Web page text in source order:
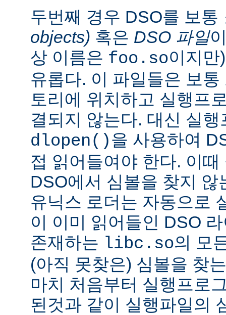
두번째 경우 DSO를 보통
objects) 혹은 DSO 파일
상 이름은 foo.so이지만
유롭다. 이 파일들은 보
토리에 위치하고 실행프
결되지 않는다. 대신 실
dlopen()을 사용하여
접 읽어들여야 한다. 이
DSO에서 심볼을 찾지 않
유닉스 로더는 자동으로
이 이미 읽어들인 DSO
존재하는 libc.so의 모
(아직 못찾은) 심볼을 찾
마치 처음부터 실행프로
된것과 같이 실행파일의